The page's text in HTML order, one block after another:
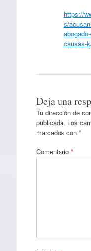
https://
s/
causas-
Deja una
Tu dirección de
publicada. Los
marcados con *
Comentario *